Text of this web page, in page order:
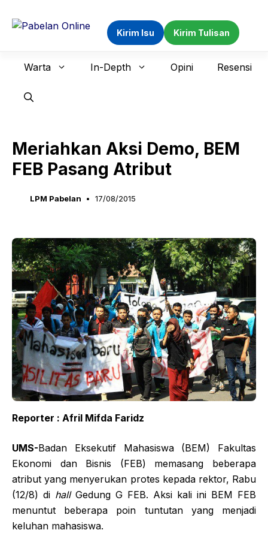
Kirim Isu Kirim Tulisan
Warta In-Depth Opini Resensi
Meriahkan Aksi Demo, BEM
FEB Pasang Atribut
LPM Pabelan 17/08/2015
Reporter : Afril Mifda Faridz
UMS-Badan Eksekutif Mahasiswa (BEM) Fakultas
Ekonomi dan Bisnis (FEB) memasang beberapa
atribut yang menyerukan protes kepada rektor, Rabu
(12/8) di hallGedung G FEB. Aksi kali ini BEM FEB
menuntut beberapa poin tuntutan yang menjadi
keluhan mahasiswa.